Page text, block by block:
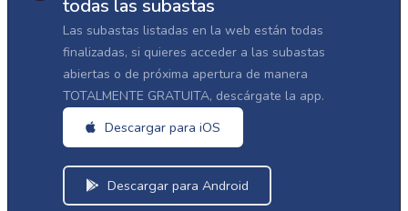
todas las subastas
Las subastas listadas en la web están todas
finalizadas, si quieres acceder a las subastas
abiertas o de próxima apertura de manera
TOTALMENTE GRATUITA, descárgate la app.
Descargar para iOS
Descargar para Android